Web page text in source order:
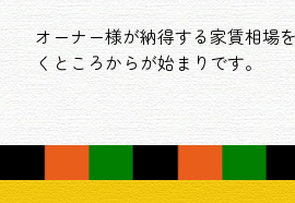
オーナー様が納得する家賃相場
くところからが始まりです。